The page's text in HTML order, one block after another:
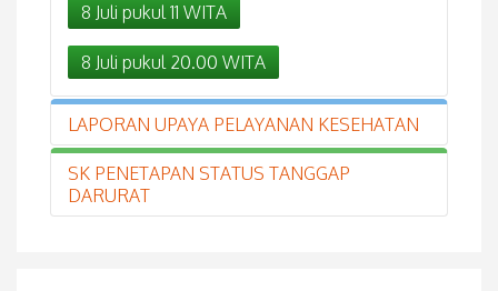
8 Juli pukul 11 WITA
8 Juli pukul 20.00 WITA
LAPORAN UPAYA PELAYANAN KESEHATAN
07 Juli
SK PENETAPAN STATUS TANGGAP
DARURAT